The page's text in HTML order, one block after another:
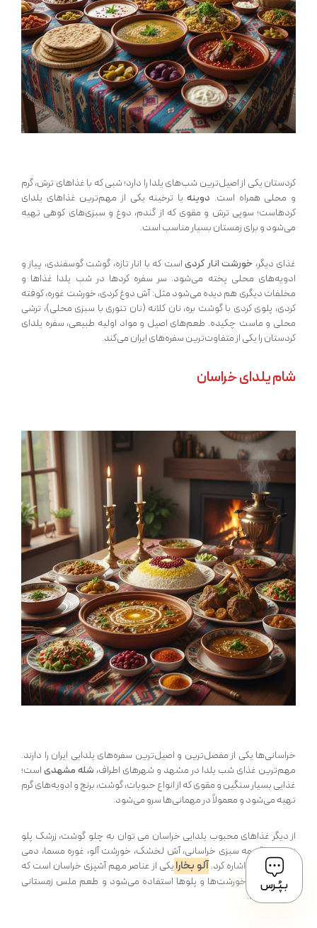
کردستان یکی از اصیل‌ترین شب‌های یلدا را دارد؛ شبی که با غذاهای ترش، گرم
و محلی همراه است. دوینهیا ترخینه یکی از مهم‌ترین غذاهای یلدای
کردهاست؛ سوپی ترش و مقوی که از گندم، دوغ و سبزی‌های کوهی تهیه
می‌شود و برای زمستان بسیار مناسب است.
غذای دیگر، خورشت انار کردیاست که با انار تازه، گوشت گوسفندی، پیاز و
ادویه‌های محلی پخته می‌شود. سر سفره کردها در شب یلدا غذاها و
مخلفات دیگری هم دیده می‌شود مثل: آش دوغ کردی، خورشت غوره، کوفته
کردی، پلوی کردی با گوشت بره، نان کلانه (نان تنوری با سبزی محلی)، ترشی
محلی و ماست چکیده. طعم‌های اصیل و مواد اولیه طبیعی، سفره یلدای
کردستان را یکی از متفاوت‌ترین سفره‌های ایران می‌کند.
شام یلدای خراسان
خراسانی‌ها یکی از مفصل‌ترین و اصیل‌ترین سفره‌های یلدایی ایران را دارند.
مهم‌ترین غذای شب یلدا در مشهد و شهرهای اطراف، شله مشهدیاست؛
غذایی بسیار سنگین و مقوی که از انواع حبوبات، گوشت، برنج و ادویه‌های گرم
تهیه می‌شود و معمولاً در مهمانی‌ها سرو می‌شود.
از دیگر غذاهای محبوب یلدایی خراسان می توان به چلو گوشت، زرشک پلو
زعفرانی، قورمه سبزی خراسانی، آش لخشک، خورشت آلو، غوره مسما، دمی
بلغور و گندم اشاره کرد.آلو بخارایکی از عناصر مهم آشپزی خراسان است که
در بسیاری از خورشت‌ها و پلوها استفاده می‌شود و طعم ملس زمستانی
ایجاد می‌کند.
بـپُـرس